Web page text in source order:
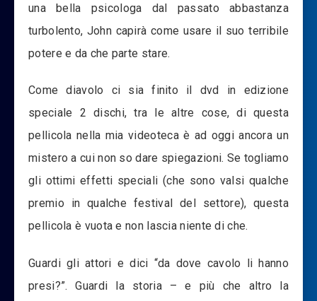
una bella psicologa dal passato abbastanza
turbolento, John capirà come usare il suo terribile
potere e da che parte stare.
Come diavolo ci sia finito il dvd in edizione
speciale 2 dischi, tra le altre cose, di questa
pellicola nella mia videoteca è ad oggi ancora un
mistero a cui non so dare spiegazioni. Se togliamo
gli ottimi effetti speciali (che sono valsi qualche
premio in qualche festival del settore), questa
pellicola è vuota e non lascia niente di che.
Guardi gli attori e dici “da dove cavolo li hanno
presi?”. Guardi la storia – e più che altro la